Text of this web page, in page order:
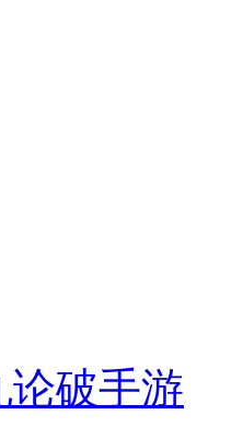
论破手游